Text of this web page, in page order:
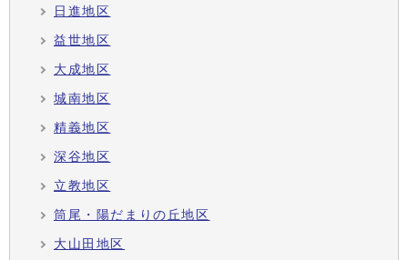
日進地区
益世地区
大成地区
城南地区
精義地区
深谷地区
立教地区
筒尾・陽だまりの丘地区
大山田地区